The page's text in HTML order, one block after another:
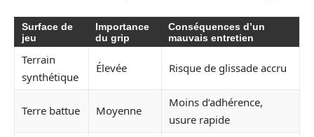
Surface de
jeu
Importance
du grip
Conséquences d’un
mauvais entretien
Terrain
synthétique
Élevée Risque de glissade accru
Terre battue Moyenne
Moins d’adhérence,
usure rapide